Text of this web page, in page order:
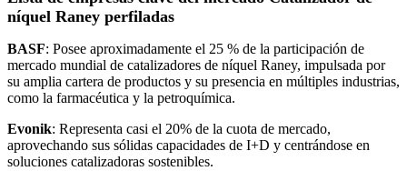
níquel Raney perfiladas
BASF: Posee aproximadamente el 25 % de la participación de
mercado mundial de catalizadores de níquel Raney, impulsada por
su amplia cartera de productos y su presencia en múltiples industrias,
como la farmacéutica y la petroquímica.
Evonik: Representa casi el 20% de la cuota de mercado,
aprovechando sus sólidas capacidades de I+D y centrándose en
soluciones catalizadoras sostenibles.